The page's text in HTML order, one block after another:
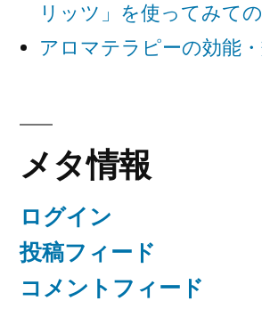
リッツ」を使ってみて
アロマテラピーの効能
メタ情報
ログイン
投稿フィード
コメントフィード